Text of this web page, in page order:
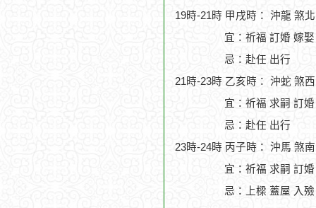
19時-21時 甲戌時： 沖龍 煞
宜：祈福 訂婚 嫁
忌：赴任 出行
21時-23時 乙亥時： 沖蛇 煞
宜：祈福 求嗣 訂
忌：赴任 出行
23時-24時 丙子時： 沖馬 煞
宜：祈福 求嗣 訂
忌：上樑 蓋屋 入